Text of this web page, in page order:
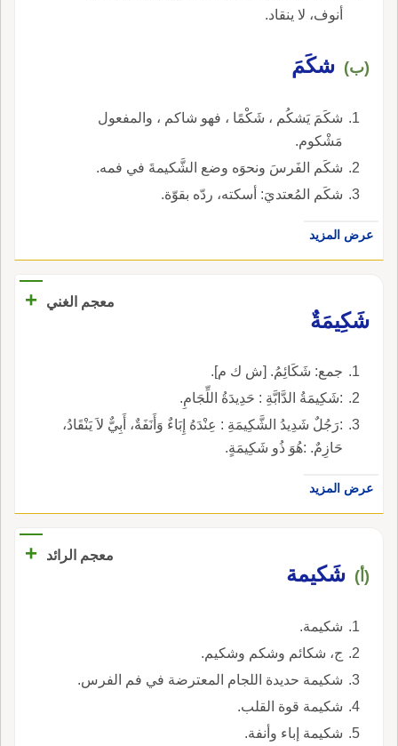
أنوف، لا ينقاد.
(ب) شكَمَ
شكَمَ يَشكُم ، شَكْمًا ، فهو شاكم ، والمفعول
مَشْكوم.
شكَم الفَرسَ ونحوَه وضع الشَّكيمةَ في فمه.
شكَم المُعتديَ: أسكته، ردّه بقوّة.
عرض المزيد
معجم الغني
+
شَكِيمَةٌ
جمع: شَكَائِمُ. [ش ك م].
:شَكِيمَةُ الدَّابَّةِ : حَدِيدَةُ اللِّجَامِ.
:رَجُلٌ شَدِيدُ الشَّكِيمَةِ : عِنْدَهُ إِبَاءٌ وَأَنَفَةٌ، أَبِيٌّ لاَ يَنْقَادُ،
حَازِمٌ. :هُوَ ذُو شَكِيمَةٍ.
عرض المزيد
معجم الرائد +
(أ) شَكيمة
شكيمة.
ج، شكائم وشكم وشكيم.
شكيمة حديدة اللجام المعترضة في فم الفرس.
شكيمة قوة القلب.
شكيمة إباء وأنفة.